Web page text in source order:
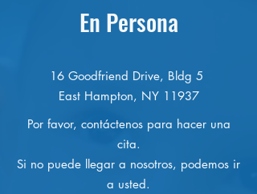
En Persona
16 Goodfriend Drive, Bldg 5
East Hampton, NY 11937
Por favor, contáctenos para hacer una
cita.
Si no puede llegar a nosotros, podemos ir
a usted.